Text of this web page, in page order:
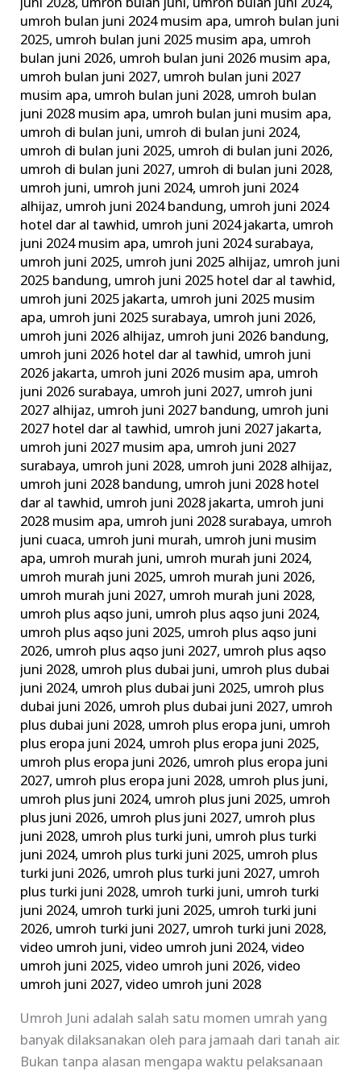
juni 2028, umroh bulan juni, umroh bulan juni 2024,
umroh bulan juni 2024 musim apa, umroh bulan juni
2025, umroh bulan juni 2025 musim apa, umroh
bulan juni 2026, umroh bulan juni 2026 musim apa,
umroh bulan juni 2027, umroh bulan juni 2027
musim apa, umroh bulan juni 2028, umroh bulan
juni 2028 musim apa, umroh bulan juni musim apa,
umroh di bulan juni, umroh di bulan juni 2024,
umroh di bulan juni 2025, umroh di bulan juni 2026,
umroh di bulan juni 2027, umroh di bulan juni 2028,
umroh juni, umroh juni 2024, umroh juni 2024
alhijaz, umroh juni 2024 bandung, umroh juni 2024
hotel dar al tawhid, umroh juni 2024 jakarta, umroh
juni 2024 musim apa, umroh juni 2024 surabaya,
umroh juni 2025, umroh juni 2025 alhijaz, umroh juni
2025 bandung, umroh juni 2025 hotel dar al tawhid,
umroh juni 2025 jakarta, umroh juni 2025 musim
apa, umroh juni 2025 surabaya, umroh juni 2026,
umroh juni 2026 alhijaz, umroh juni 2026 bandung,
umroh juni 2026 hotel dar al tawhid, umroh juni
2026 jakarta, umroh juni 2026 musim apa, umroh
juni 2026 surabaya, umroh juni 2027, umroh juni
2027 alhijaz, umroh juni 2027 bandung, umroh juni
2027 hotel dar al tawhid, umroh juni 2027 jakarta,
umroh juni 2027 musim apa, umroh juni 2027
surabaya, umroh juni 2028, umroh juni 2028 alhijaz,
umroh juni 2028 bandung, umroh juni 2028 hotel
dar al tawhid, umroh juni 2028 jakarta, umroh juni
2028 musim apa, umroh juni 2028 surabaya, umroh
juni cuaca, umroh juni murah, umroh juni musim
apa, umroh murah juni, umroh murah juni 2024,
umroh murah juni 2025, umroh murah juni 2026,
umroh murah juni 2027, umroh murah juni 2028,
umroh plus aqso juni, umroh plus aqso juni 2024,
umroh plus aqso juni 2025, umroh plus aqso juni
2026, umroh plus aqso juni 2027, umroh plus aqso
juni 2028, umroh plus dubai juni, umroh plus dubai
juni 2024, umroh plus dubai juni 2025, umroh plus
dubai juni 2026, umroh plus dubai juni 2027, umroh
plus dubai juni 2028, umroh plus eropa juni, umroh
plus eropa juni 2024, umroh plus eropa juni 2025,
umroh plus eropa juni 2026, umroh plus eropa juni
2027, umroh plus eropa juni 2028, umroh plus juni,
umroh plus juni 2024, umroh plus juni 2025, umroh
plus juni 2026, umroh plus juni 2027, umroh plus
juni 2028, umroh plus turki juni, umroh plus turki
juni 2024, umroh plus turki juni 2025, umroh plus
turki juni 2026, umroh plus turki juni 2027, umroh
plus turki juni 2028, umroh turki juni, umroh turki
juni 2024, umroh turki juni 2025, umroh turki juni
2026, umroh turki juni 2027, umroh turki juni 2028,
video umroh juni,video umroh juni 2024,video
umroh juni 2025,video umroh juni 2026,video
umroh juni 2027,video umroh juni 2028
Umroh Juni adalah salah satu momen umrah yang
banyak dilaksanakan oleh para jamaah dari tanah air.
Bukan tanpa alasan mengapa waktu pelaksanaan